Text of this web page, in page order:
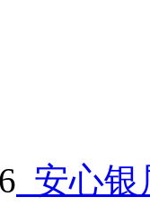
安心银